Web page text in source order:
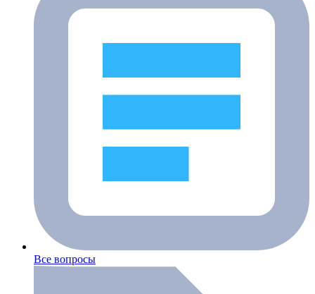
Все вопросы